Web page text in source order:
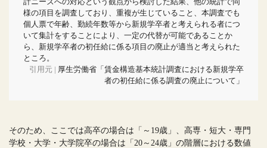
様の項目を調査しており、重複が生じていること、本調査でも
個人票で年齢、勤続年数等から新規学卒者と考えられる者につ
いて集計をすることにより、一定の代替が可能であることか
ら、新規学卒者の初任給に係る項目の廃止が適当と考えられた
ところ。
引用元 | 厚生労働省「賃金構造基本統計調査における新規学卒
者の初任給に係る調査の廃止について」
そのため、ここでは高卒の場合は「～19歳」、高専・短大・専門
学校・大学・大学院卒の場合は「20～24歳」の階層における数値